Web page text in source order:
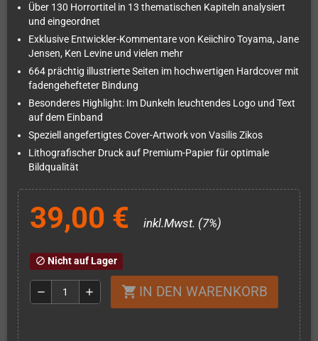
Über 130 Horrortitel in 13 thematischen Kapiteln analysiert
und eingeordnet
Exklusive Entwickler-Kommentare von Keiichiro Toyama, Jane
Jensen, Ken Levine und vielen mehr
664 prächtig illustrierte Seiten im hochwertigen Hardcover mit
fadengehefteter Bindung
Besonderes Highlight: Im Dunkeln leuchtendes Logo und Text
auf dem Einband
Speziell angefertigtes Cover-Artwork von Vasilis Zikos
Lithografischer Druck auf Premium-Papier für optimale
Bildqualität
39,00 € inkl.Mwst. (7%)
block Nicht auf Lager
remove add shopping_cart IN DEN WARENKORB